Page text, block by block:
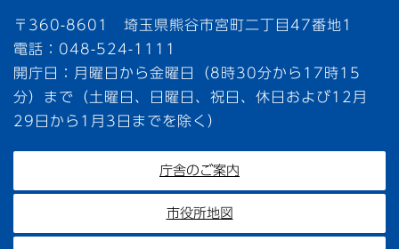
〒360-8601 埼玉県熊谷市宮町二丁目47番地1
電話：048-524-1111
開庁日：月曜日から金曜日（8時30分から17時15
分）まで（土曜日、日曜日、祝日、休日および12月
29日から1月3日までを除く）
庁舎のご案内
市役所地図